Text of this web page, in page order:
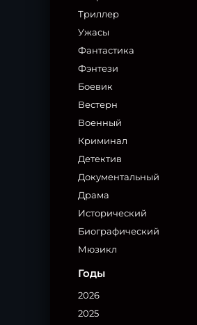
Триллер
Ужасы
Фантастика
Фэнтези
Боевик
Вестерн
Военный
Криминал
Детектив
Документальный
Драма
Исторический
Биографический
Мюзикл
Годы
2026
2025